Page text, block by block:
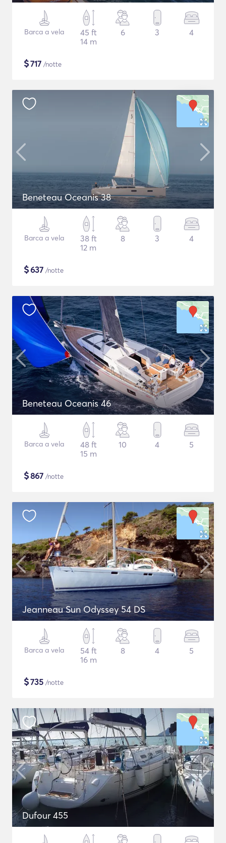
Barca a vela
45 ft
14 m
6 3 4
$717 /notte
Beneteau Oceanis 38
Barca a vela
38 ft
12 m
8 3 4
$637 /notte
Beneteau Oceanis 46
Barca a vela
48 ft
15 m
10 4 5
$867 /notte
Jeanneau Sun Odyssey 54 DS
Barca a vela
54 ft
16 m
8 4 5
$735 /notte
Dufour 455